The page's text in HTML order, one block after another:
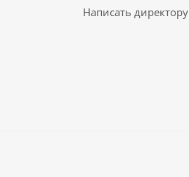
Написать директору